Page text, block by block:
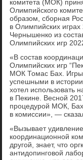
комитета (МОК)
Олимпийского
образом, сборная
в Олимпийских
Чернышенко из
Олимпийских игр
«В состав
Олимпийских игр
МОК Томас Бах.
успешными в
хотел использовать
в Пекине. Весной
процедурой МОК,
в комиссии», —
«Вызывает
координационной
другой, знает, что
антидопинговой